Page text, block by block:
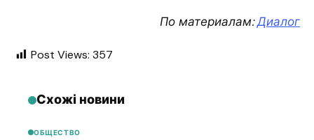
По материалам:Диалог
Post Views: 357
Схожі новини
ОБЩЕСТВО